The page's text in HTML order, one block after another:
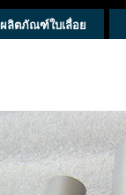
ผลิตภัณฑ์ใบเลื่อย